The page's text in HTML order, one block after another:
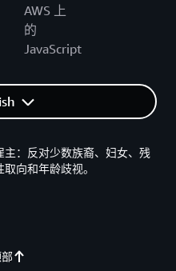
AWS 上
的
JavaScript
：反对少数族裔、妇女、残
向和年龄歧视。